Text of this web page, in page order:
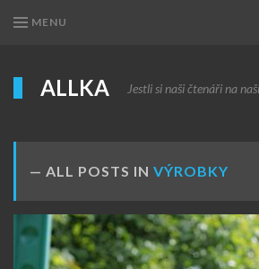
MENU
ALLKA Jestli si naši čtenáři na
ALL POSTS IN VÝROBKY